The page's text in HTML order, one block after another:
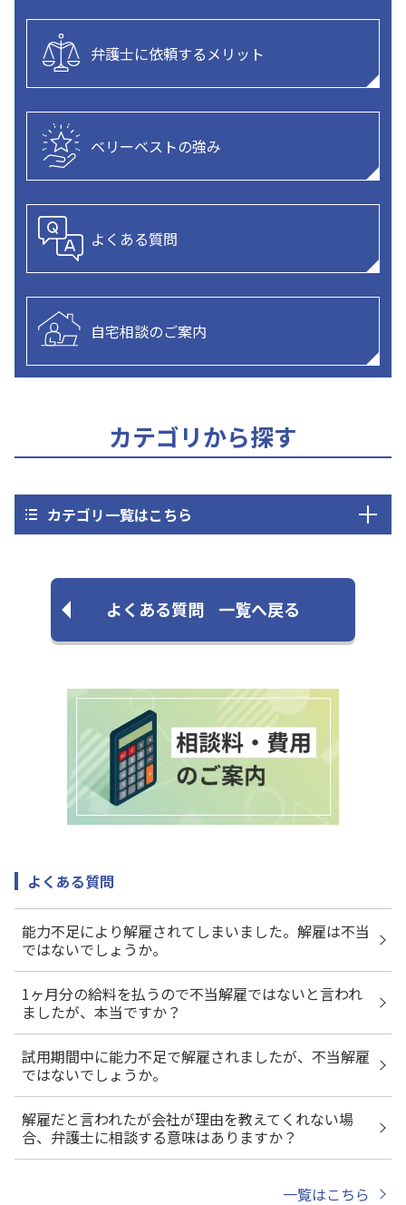
弁護士に依頼するメリット
ベリーベストの強み
よくある質問
自宅相談のご案内
カテゴリから探す
カテゴリ一覧はこちら
よくある質問 一覧へ戻る
よくある質問
能力不足により解雇されてしまいました。解雇は不当
ではないでしょうか。
1ヶ月分の給料を払うので不当解雇ではないと言われ
ましたが、本当ですか？
試用期間中に能力不足で解雇されましたが、不当解雇
ではないでしょうか。
解雇だと言われたが会社が理由を教えてくれない場
合、弁護士に相談する意味はありますか？
一覧はこちら